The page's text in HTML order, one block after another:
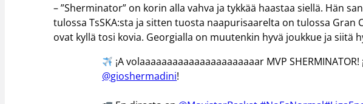
– ”Sherminator” on korin alla vahva ja tykkää haastaa siellä. Hän
tulossa TsSKA:sta ja sitten tuosta naapurisaarelta on tulossa Gran
ovat kyllä tosi kovia. Georgialla on muutenkin hyvä joukkue ja siitä
¡A volaaaaaaaaaaaaaaaaaaaaaar MVP SHERMINATOR!
@gioshermadini!